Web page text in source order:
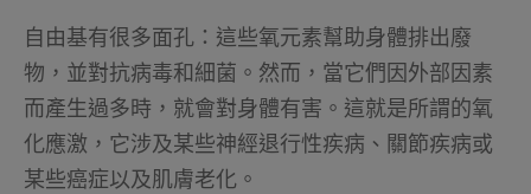
自由基有很多面孔：這些氧元素幫助身體排出廢
物，並對抗病毒和細菌。然而，當它們因外部因素
而產生過多時，就會對身體有害。這就是所謂的氧
化應激，它涉及某些神經退行性疾病、關節疾病或
某些癌症以及肌膚老化。